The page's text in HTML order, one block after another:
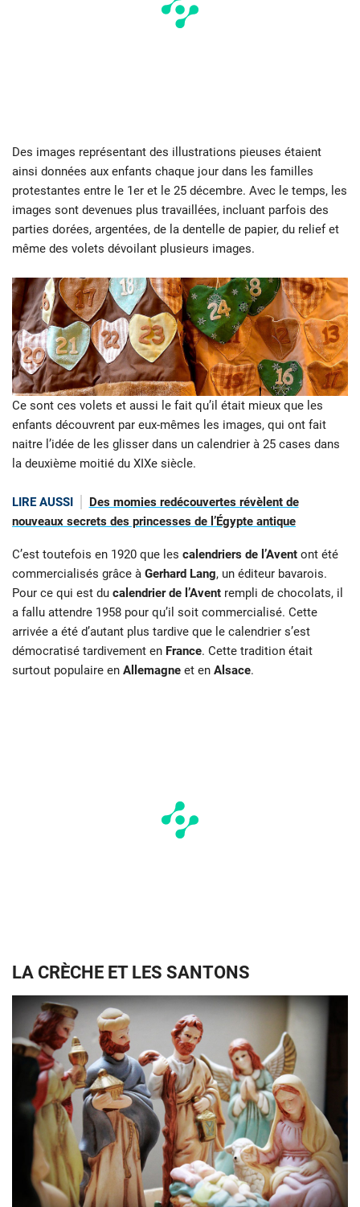
Des images représentant des illustrations pieuses étaient
ainsi données aux enfants chaque jour dans les familles
protestantes entre le 1er et le 25 décembre. Avec le temps, les
images sont devenues plus travaillées, incluant parfois des
parties dorées, argentées, de la dentelle de papier, du relief et
même des volets dévoilant plusieurs images.
Ce sont ces volets et aussi le fait qu’il était mieux que les
enfants découvrent par eux-mêmes les images, qui ont fait
naitre l’idée de les glisser dans un calendrier à 25 cases dans
la deuxième moitié du XIXe siècle.
LIRE AUSSI
Des momies redécouvertes révèlent de
nouveaux secrets des princesses de l’Égypte antique
C’est toutefois en 1920 que les calendriers de l’Avent ont été
commercialisés grâce à Gerhard Lang, un éditeur bavarois.
Pour ce qui est du calendrier de l’Avent rempli de chocolats, il
a fallu attendre 1958 pour qu’il soit commercialisé. Cette
arrivée a été d’autant plus tardive que le calendrier s’est
démocratisé tardivement en France. Cette tradition était
surtout populaire en Allemagne et en Alsace.
LA CRÈCHE ET LES SANTONS